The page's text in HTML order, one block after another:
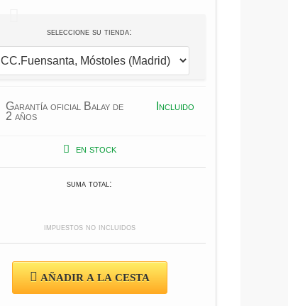
seleccione su tienda:
Garantía oficial Balay de
2 años
Incluido
en stock
suma total:
impuestos no incluidos
AÑADIR A LA CESTA